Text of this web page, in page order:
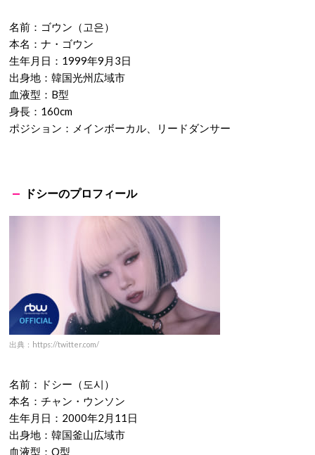
名前：ゴウン（고은）
本名：ナ・ゴウン
生年月日：1999年9月3日
出身地：韓国光州広域市
血液型：B型
身長：160cm
ポジション：メインボーカル、リードダンサー
ドシーのプロフィール
出典：https://twitter.com/
名前：ドシー（도시）
本名：チャン・ウンソン
生年月日：2000年2月11日
出身地：韓国釜山広域市
血液型：O型